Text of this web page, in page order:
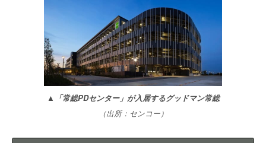
▲「常総PDセンター」が入居するグッドマン常総
（出所：センコー）